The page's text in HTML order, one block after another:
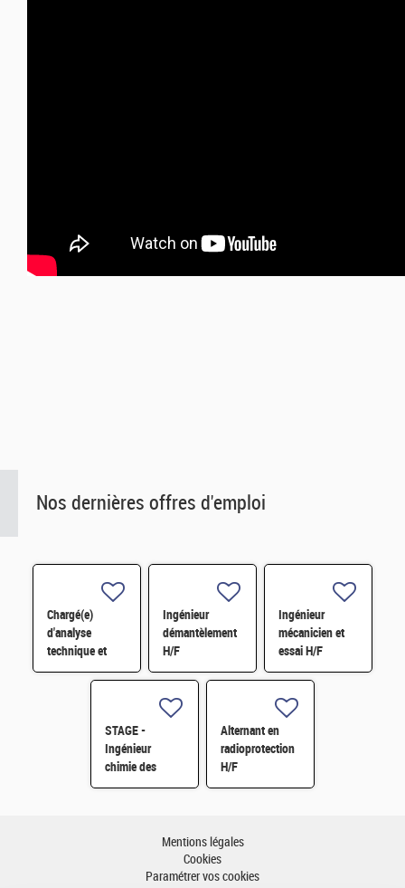
Nos dernières offres d'emploi
Chargé(e)
d'analyse
technique et
financière des
contrats de
électromécanique
Ingénieur
démantèlement
H/F
Ingénieur
mécanicien et
essai H/F
STAGE -
Ingénieur
chimie des
matériaux -
Alternant en
radioprotection
H/F
Mentions légales
Cookies
Paramétrer vos cookies